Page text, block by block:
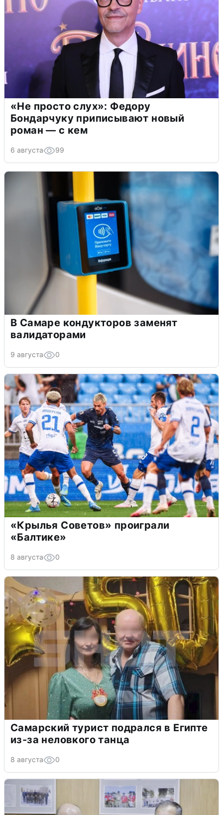
«Не просто слух»: Федору
Бондарчуку приписывают новый
роман — с кем
6 августа 99
В Самаре кондукторов заменят
валидаторами
9 августа 0
«Крылья Советов» проиграли
«Балтике»
8 августа 0
Самарский турист подрался в Египте
из-за неловкого танца
8 августа 0